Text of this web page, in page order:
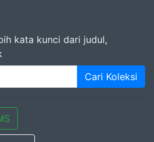
kata kunci dari judul,
Cari Koleksi